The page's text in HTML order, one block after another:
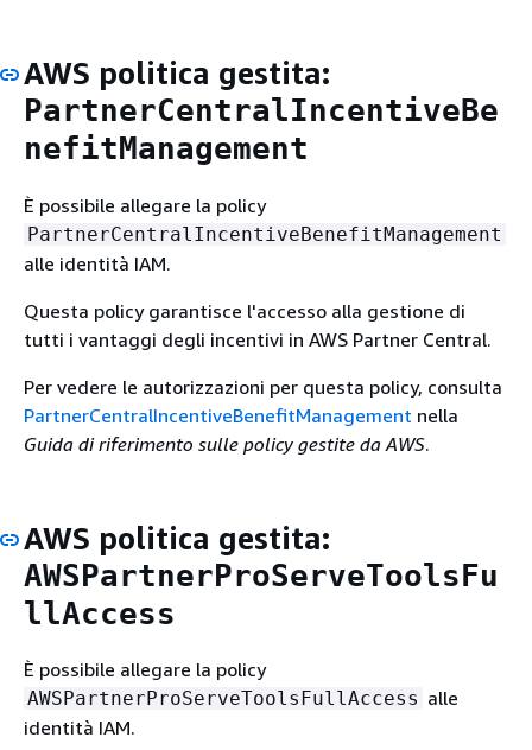
AWS politica gestita:
PartnerCentralIncentiveBe
nefitManagement
È possibile allegare la policy
PartnerCentralIncentiveBenefitManagement
alle identità IAM.
Questa policy garantisce l'accesso alla gestione di
tutti i vantaggi degli incentivi in AWS Partner Central.
Per vedere le autorizzazioni per questa policy, consulta
PartnerCentralIncentiveBenefitManagement nella
Guida di riferimento sulle policy gestite da AWS.
AWS politica gestita:
AWSPartnerProServeToolsFu
llAccess
È possibile allegare la policy
AWSPartnerProServeToolsFullAccess alle
identità IAM.